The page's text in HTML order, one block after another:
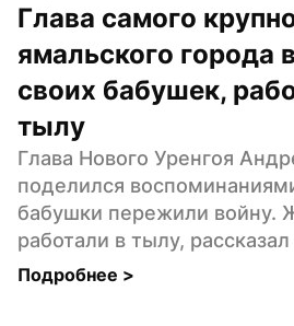
Глава самого
ямальского города
своих бабушек,
тылу
Глава Нового Уренгоя
поделился
бабушки пережили войну.
работали в тылу, рассказал
Подробнее >